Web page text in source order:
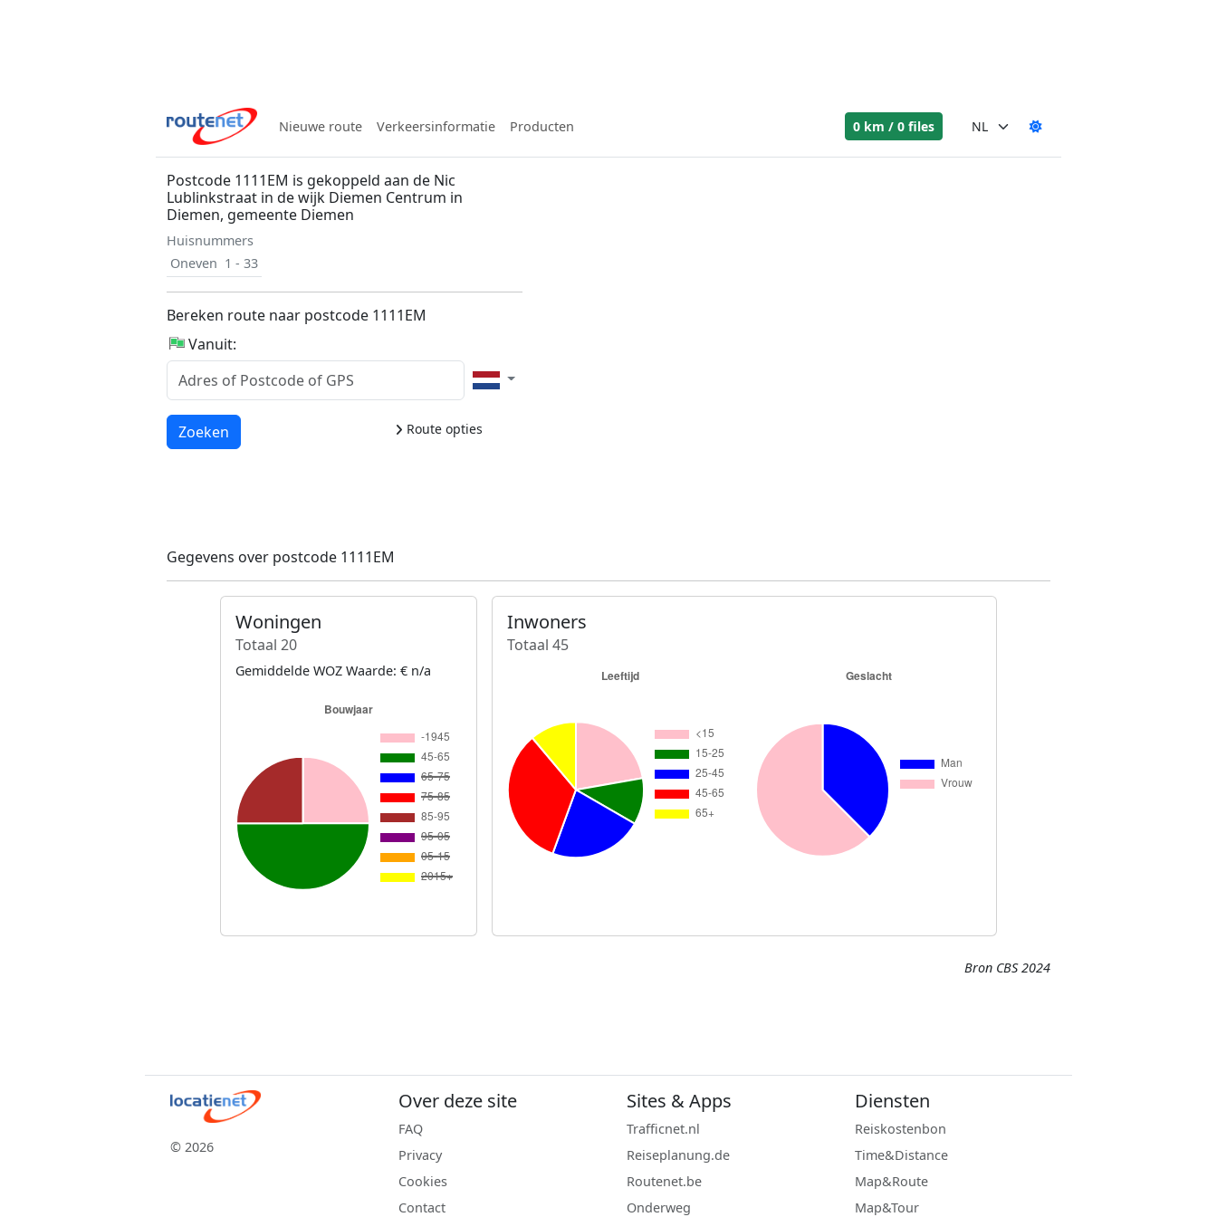
Nieuwe route Verkeersinformatie Producten 0 km / 0 files
Postcode 1111EM is gekoppeld aan de Nic
Lublinkstraat in de wijk Diemen Centrum in
Diemen, gemeente Diemen
Huisnummers
Oneven 1 - 33
Bereken route naar postcode 1111EM
Vanuit:
Route opties
Laden...
Zoeken
Gegevens over postcode 1111EM
Woningen
Totaal 20
Gemiddelde WOZ Waarde: € n/a
Inwoners
Totaal 45
Bron CBS 2024
© 2026
Over deze site
FAQ
Privacy
Cookies
Contact
Sites & Apps
Trafficnet.nl
Reiseplanung.de
Routenet.be
Onderweg
Diensten
Reiskostenbon
Time&Distance
Map&Route
Map&Tour